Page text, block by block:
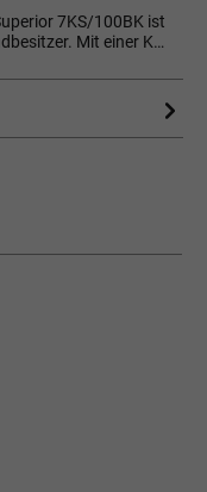
7KS/100BK ist
Mit einer K…